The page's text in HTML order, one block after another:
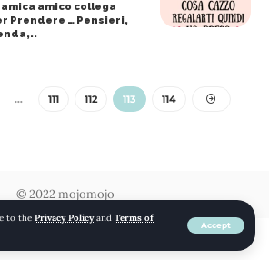
to the Privacy Policyand Terms of
Accept
amico collega
Prendere … Pensieri,
… 111 112 113 114
© 2022 mojomojo